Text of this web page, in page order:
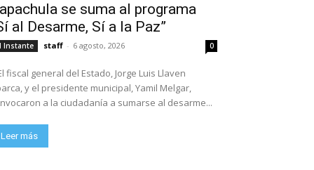
se suma al programa
al Desarme, Sí a la Paz”
Instante staff - 6 agosto, 2026 0
fiscal general del Estado, Jorge Luis Llaven
y el presidente municipal, Yamil Melgar,
a la ciudadanía a sumarse al desarme...
Leer más